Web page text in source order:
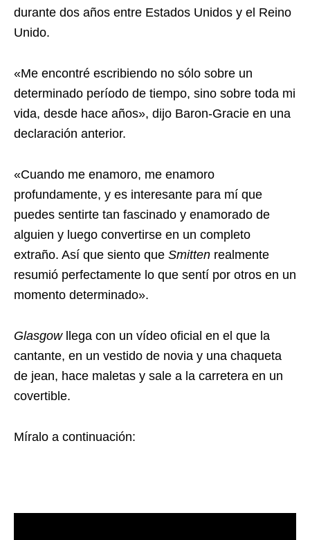
durante dos años entre Estados Unidos y el Reino
Unido.
«Me encontré escribiendo no sólo sobre un
determinado período de tiempo, sino sobre toda mi
vida, desde hace años», dijo Baron-Gracie en una
declaración anterior.
«Cuando me enamoro, me enamoro
profundamente, y es interesante para mí que
puedes sentirte tan fascinado y enamorado de
alguien y luego convertirse en un completo
extraño. Así que siento que Smitten realmente
resumió perfectamente lo que sentí por otros en un
momento determinado».
Glasgowllega con un vídeo oficial en el que la
cantante, en un vestido de novia y una chaqueta
de jean, hace maletas y sale a la carretera en un
covertible.
Míralo a continuación: